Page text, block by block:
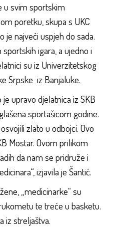
u svim sportskim
poretku, skupa s UKC
je najveći uspjeh do sada.
igara, a ujedno i
su iz Univerzitetskog
Srpske iz Banjaluke.
upravo djelatnica iz SKB
sportašicom godine.
zlato u odbojci. Ovo
Mostar. Ovom prilikom
da nam se pridruže i
izjavila je Šantić.
„medicinarke“ su
te treće u basketu.
iz streljaštva.